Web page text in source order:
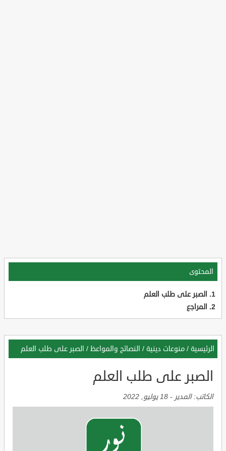
المحتوى
الصبر على طلب العلم
المراجع
الرئيسية / منوعات دينية / النصائح والمواعظ / الصبر على طلب العلم
الصبر على طلب العلم
الكاتب:المدير - 18 يوليو, 2022